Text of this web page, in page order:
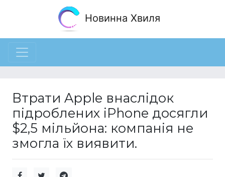
Новинна Хвиля
Втрати Apple внаслідок
підроблених iPhone досягли
$2,5 мільйона: компанія не
змогла їх виявити.